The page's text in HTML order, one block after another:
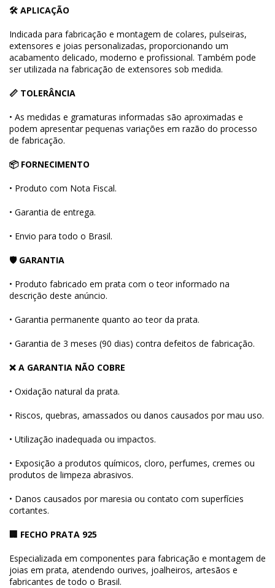
🛠 APLICAÇÃO
Indicada para fabricação e montagem de colares, pulseiras,
extensores e joias personalizadas, proporcionando um
acabamento delicado, moderno e profissional. Também pode
ser utilizada na fabricação de extensores sob medida.
📏 TOLERÂNCIA
• As medidas e gramaturas informadas são aproximadas e
podem apresentar pequenas variações em razão do processo
de fabricação.
📦 FORNECIMENTO
• Produto com Nota Fiscal.
• Garantia de entrega.
• Envio para todo o Brasil.
🛡 GARANTIA
• Produto fabricado em prata com o teor informado na
descrição deste anúncio.
• Garantia permanente quanto ao teor da prata.
• Garantia de 3 meses (90 dias) contra defeitos de fabricação.
❌ A GARANTIA NÃO COBRE
• Oxidação natural da prata.
• Riscos, quebras, amassados ou danos causados por mau uso.
• Utilização inadequada ou impactos.
• Exposição a produtos químicos, cloro, perfumes, cremes ou
produtos de limpeza abrasivos.
• Danos causados por maresia ou contato com superfícies
cortantes.
🏢 FECHO PRATA 925
Especializada em componentes para fabricação e montagem de
joias em prata, atendendo ourives, joalheiros, artesãos e
fabricantes de todo o Brasil.